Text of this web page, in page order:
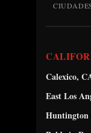
Calexico,
East Los